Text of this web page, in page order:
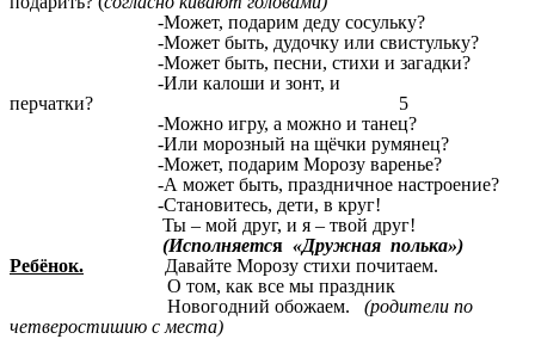
-Может, подарим деду сосульку?
-Может быть, дудочку или свистульку?
-Может быть, песни, стихи и загадки?
-Или калоши и зонт, и
перчатки? 5
-Можно игру, а можно и танец?
-Или морозный на щёчки румянец?
-Может, подарим Морозу варенье?
-А может быть, праздничное настроение?
-Становитесь, дети, в круг!
Ты – мой друг, и я – твой друг!
(Исполняется «Дружная полька»)
Ребёнок. Давайте Морозу стихи почитаем.
О том, как все мы праздник
Новогодний обожаем. (родители по
четверостишию с места)